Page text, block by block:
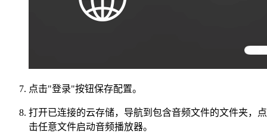
点击"登录"按钮保存配置。
打开已连接的云存储，导航到包含音频文件的文件夹，点
击任意文件启动音频播放器。